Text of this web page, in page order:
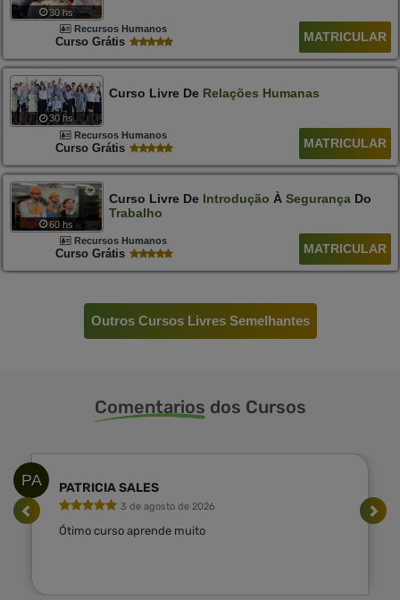
30 hs
Recursos Humanos
Curso Grátis MATRICULAR
30 hs
Curso Livre De Relações Humanas
Recursos Humanos
Curso Grátis MATRICULAR
60 hs
Curso Livre De Introdução À SegurançaDo
Trabalho
Recursos Humanos
Curso Grátis MATRICULAR
Outros Cursos Livres Semelhantes
Comentarios dos Cursos
PA PATRICIA SALES
3 de agosto de 2026
Ótimo curso aprende muito